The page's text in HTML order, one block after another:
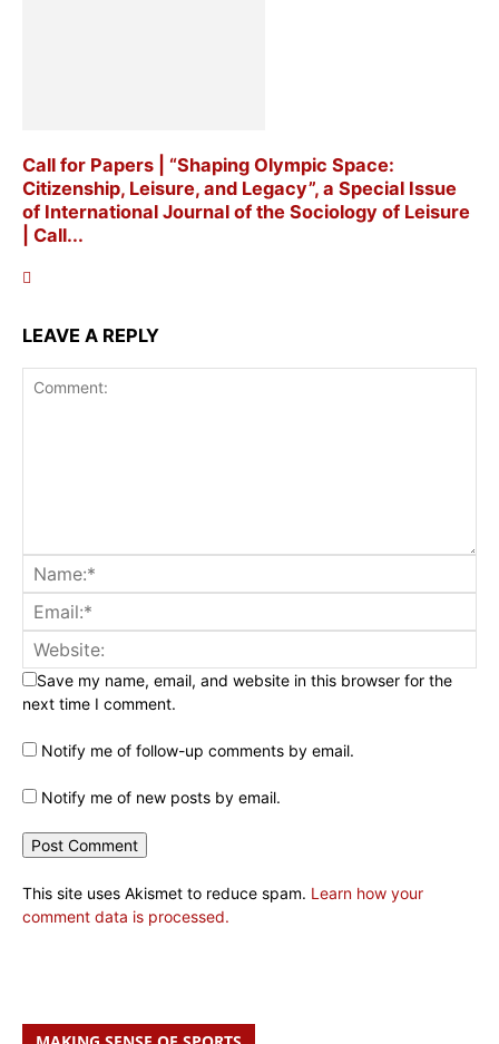
Call for Papers | “Shaping Olympic Space:
Citizenship, Leisure, and Legacy”, a Special Issue
of International Journal of the Sociology of Leisure
| Call...
LEAVE A REPLY
Save my name, email, and website in this browser for the
next time I comment.
Notify me of follow-up comments by email.
Notify me of new posts by email.
This site uses Akismet to reduce spam. Learn how your
comment data is processed.